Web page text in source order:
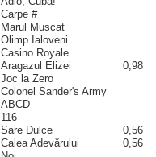
Carpe #
Marul Muscat
Olimp Ialoveni
Casino Royale
Aragazul Elizei
0,98
Joc la Zero
Colonel Sander's Army
ABCD
116
Sare Dulce
0,56
Calea Adevărului
0,56